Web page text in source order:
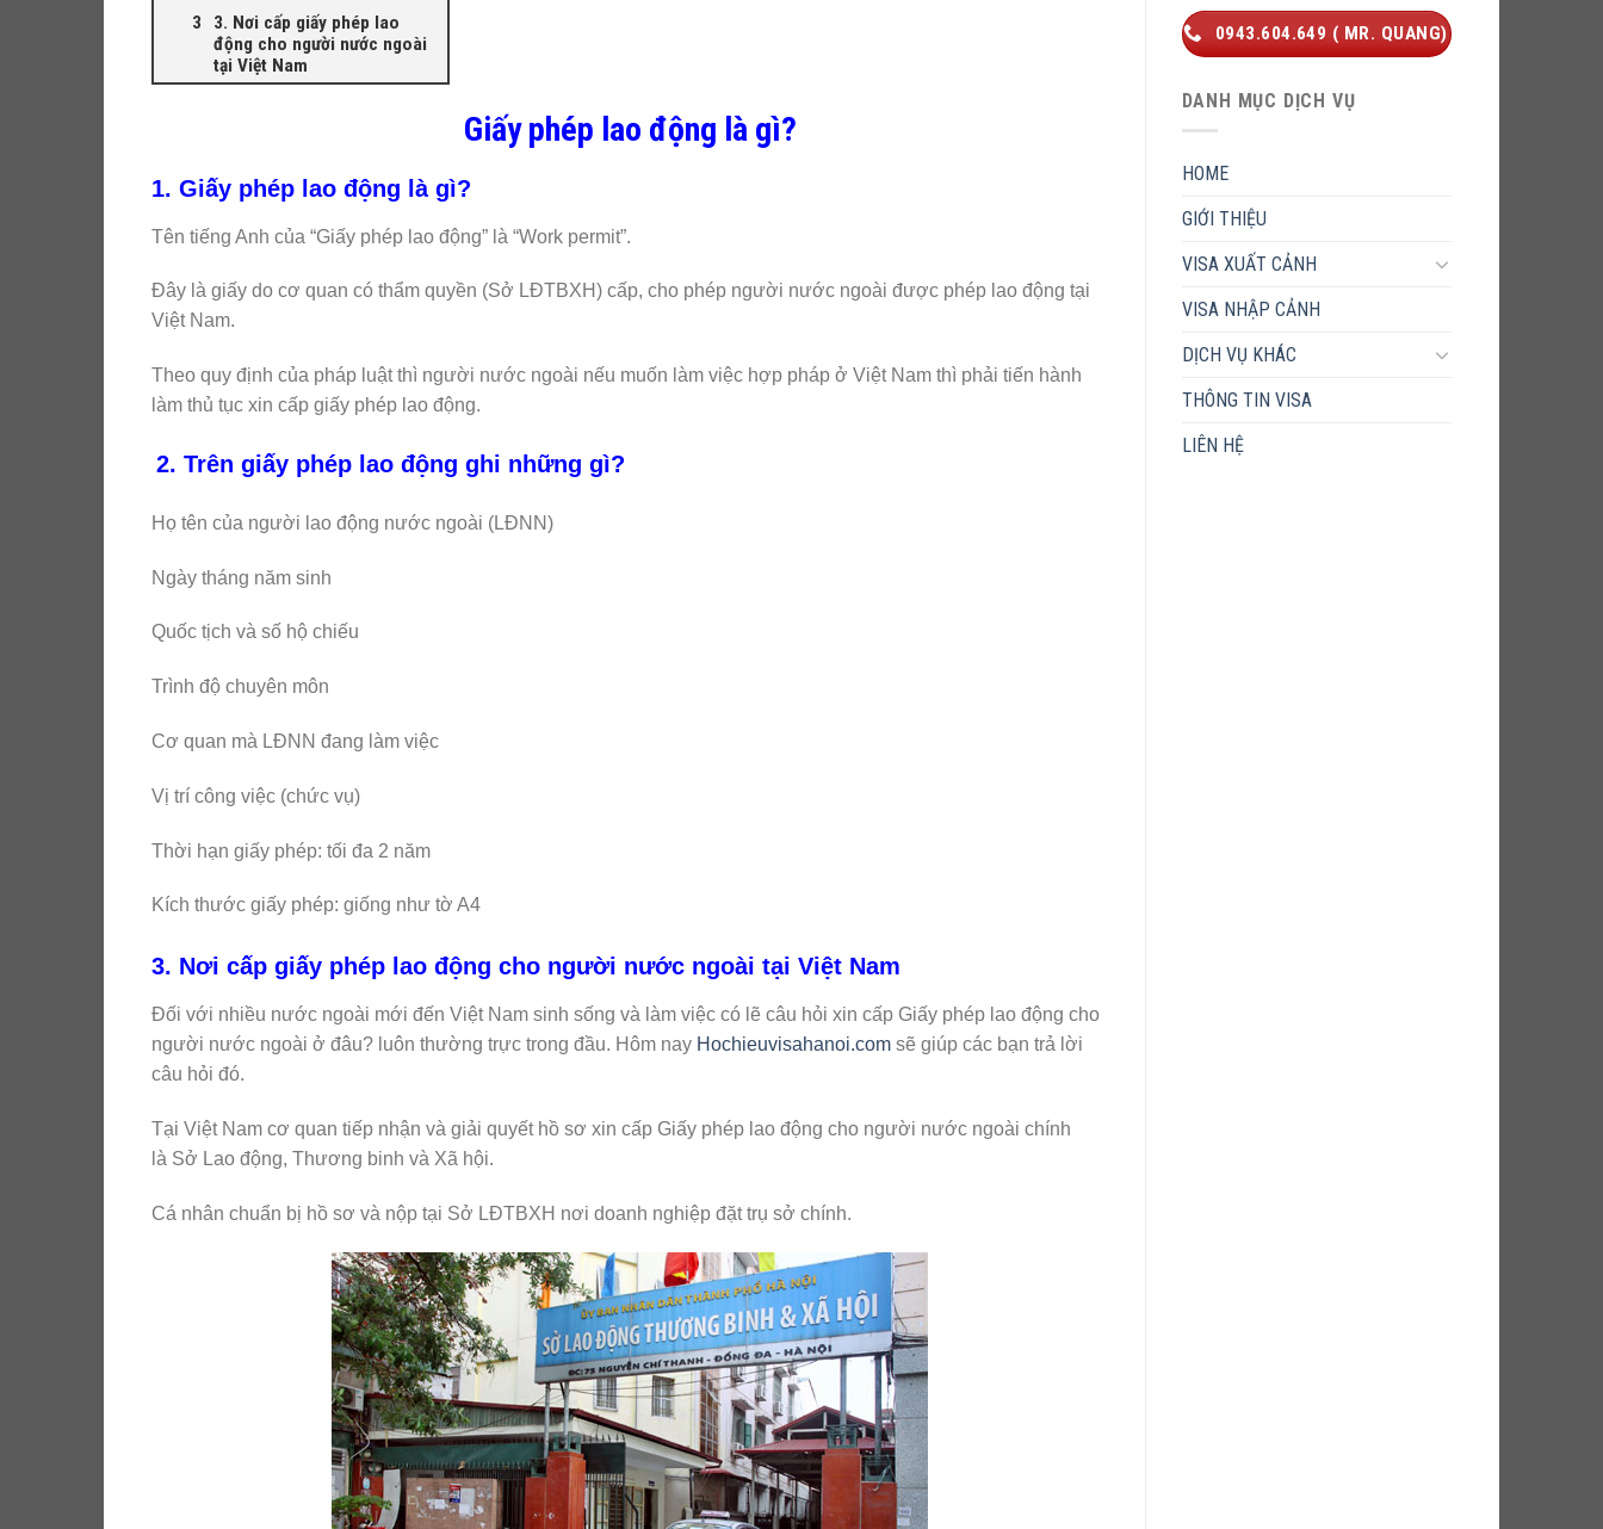
3. Nơi cấp giấy phép lao
động cho người nước ngoài
tại Việt Nam
Giấy phép lao động là gì?
1. Giấy phép lao động là gì?
Tên tiếng Anh của “Giấy phép lao động” là “Work permit”.
Đây là giấy do cơ quan có thẩm quyền (Sở LĐTBXH) cấp, cho phép người nước ngoài được phép lao động tại
Việt Nam.
Theo quy định của pháp luật thì người nước ngoài nếu muốn làm việc hợp pháp ở Việt Nam thì phải tiến hành
làm thủ tục xin cấp giấy phép lao động.
2. Trên giấy phép lao động ghi những gì?
Họ tên của người lao động nước ngoài (LĐNN)
Ngày tháng năm sinh
Quốc tịch và số hộ chiếu
Trình độ chuyên môn
Cơ quan mà LĐNN đang làm việc
Vị trí công việc (chức vụ)
Thời hạn giấy phép: tối đa 2 năm
Kích thước giấy phép: giống như tờ A4
3. Nơi cấp giấy phép lao động cho người nước ngoài tại Việt Nam
Đối với nhiều nước ngoài mới đến Việt Nam sinh sống và làm việc có lẽ câu hỏi xin cấp Giấy phép lao động cho
người nước ngoài ở đâu? luôn thường trực trong đầu. Hôm nay Hochieuvisahanoi.com sẽ giúp các bạn trả lời
câu hỏi đó.
Tại Việt Nam cơ quan tiếp nhận và giải quyết hồ sơ xin cấp Giấy phép lao động cho người nước ngoài chính
là Sở Lao động, Thương binh và Xã hội.
Cá nhân chuẩn bị hồ sơ và nộp tại Sở LĐTBXH nơi doanh nghiệp đặt trụ sở chính.
0943.604.649 ( MR. QUANG)
DANH MỤC DỊCH VỤ
HOME
GIỚI THIỆU
VISA XUẤT CẢNH
VISA NHẬP CẢNH
DỊCH VỤ KHÁC
THÔNG TIN VISA
LIÊN HỆ